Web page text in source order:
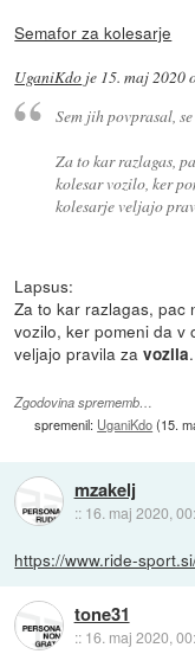
Semafor za kolesarje
UganiKdo je 15. maj 2020
Sem jih povprasal,
Za to kar razlagas,
kolesar vozilo, ker
kolesarje veljajo
Lapsus:
Za to kar razlagas, pac
vozilo, ker pomeni da v
veljajo pravila zavozila.
Zgodovina sprememb…
spremenil: UganiKdo(15.
mzakelj
:: 16. maj 2020,
https://www.ride-
tone31
:: 16. maj 2020,